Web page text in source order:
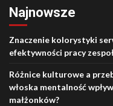
Najnowsze
Znaczenie kolorystyki
efektywności pracy
Różnice kulturowe a
włoska mentalność
małżonków?